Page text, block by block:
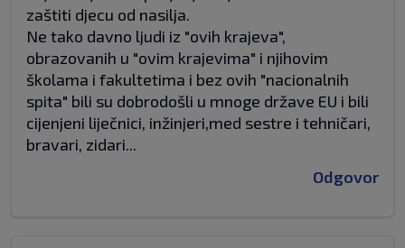
zaštiti djecu od nasilja.
Ne tako davno ljudi iz "ovih krajeva",
obrazovanih u "ovim krajevima" i njihovim
školama i fakultetima i bez ovih "nacionalnih
spita" bili su dobrodošli u mnoge države EU i bili
cijenjeni liječnici, inžinjeri,med sestre i tehničari,
bravari, zidari...
Odgovor